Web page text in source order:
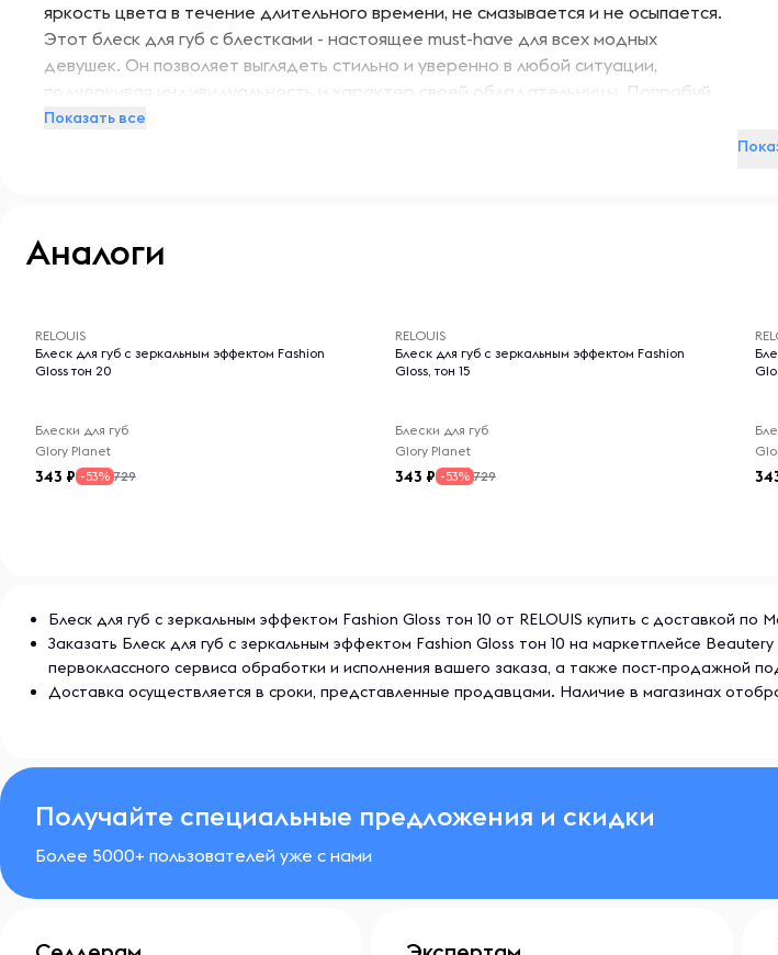
яркость цвета в течение длительного времени, не смазывается и не осыпается.
Этот блеск для губ с блестками - настоящее must-have для всех модных
девушек. Он позволяет выглядеть стильно и уверенно в любой ситуации,
подчеркивая индивидуальность и характер своей обладательницы. Попробуй
этот уникальный блеск для губ и ты не останешься равнодушной к его
Показать все
Вес, г
Аналоги
RELOUIS
Блеск для губ с зеркальным эффектом Fashion
Gloss тон 20
Блески для губ
Glory Planet
343 -53% 729
RELOUIS
Блеск для губ с зеркальным эффектом Fashion
Gloss, тон 15
Блески для губ
Glory Planet
343 -53% 729
Блеск для губ с зеркальным эффектом Fashion Gloss тон 10 от RELOUIS купить с доставкой
Заказать Блеск для губ с зеркальным эффектом Fashion Gloss тон 10 на маркетплейсе
первоклассного сервиса обработки и исполнения вашего заказа, а также пост-продажной
Доставка осуществляется в сроки, представленные продавцами. Наличие в магазинах
Получайте специальные предложения и скидки
Более 5000+ пользователей уже с нами